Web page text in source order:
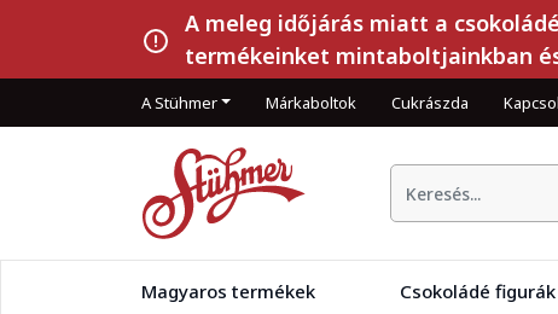
A meleg időjárás miatt a
termékeinket mintaboltjainkban
A Stühmer Márkaboltok Cukrászda
Magyaros termékek Csokoládé figurák